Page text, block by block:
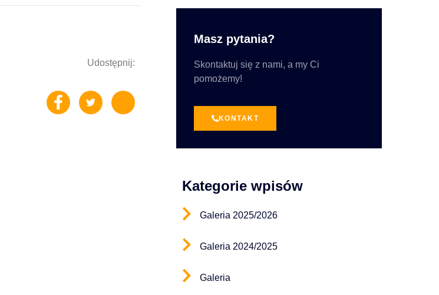
Udostępnij:
Masz pytania?
Skontaktuj się z nami, a my Ci
pomożemy!
KONTAKT
Kategorie wpisów
Galeria 2025/2026
Galeria 2024/2025
Galeria